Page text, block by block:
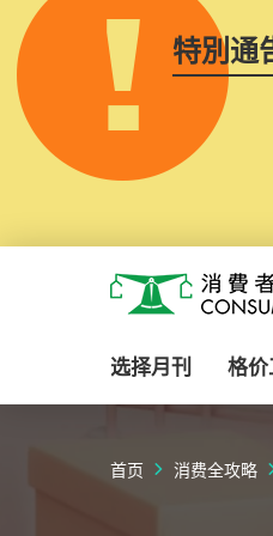
特別通
消费者委员会
选择月刊 格
首页 消费全攻略